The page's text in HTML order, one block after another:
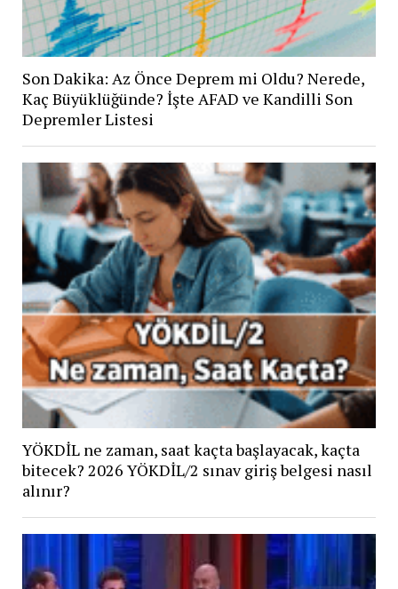
Son Dakika: Az Önce Deprem mi Oldu? Nerede,
Kaç Büyüklüğünde? İşte AFAD ve Kandilli Son
Depremler Listesi
YÖKDİL ne zaman, saat kaçta başlayacak, kaçta
bitecek? 2026 YÖKDİL/2 sınav giriş belgesi nasıl
alınır?